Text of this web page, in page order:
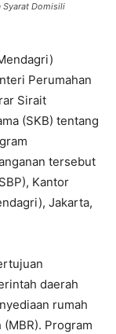
Syarat Domisili
Perumahan
Sirait
(SKB) tentang
tersebut
Kantor
Jakarta,
daerah
rumah
Program